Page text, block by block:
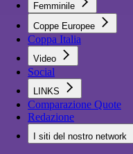
Femminile
Coppe Europee
Coppa Italia
Video
Social
LINKS
Comparazione Quote
Redazione
I siti del nostro network